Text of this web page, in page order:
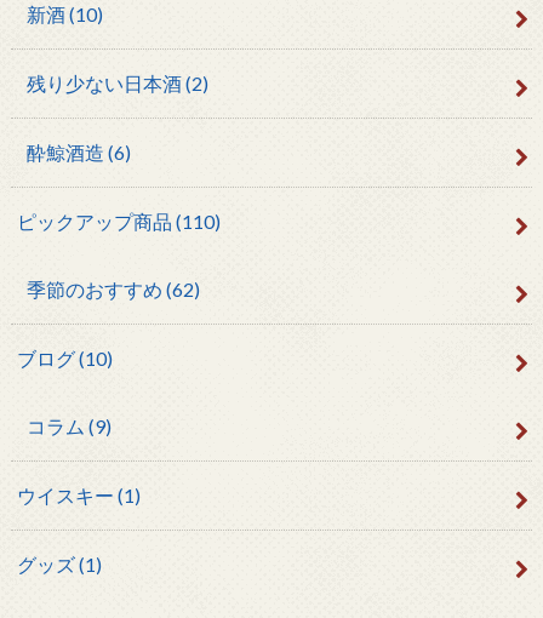
新酒(10)
残り少ない日本酒(2)
酔鯨酒造 (6)
ピックアップ商品 (110)
季節のおすすめ (62)
ブログ(10)
コラム (9)
ウイスキー (1)
グッズ(1)